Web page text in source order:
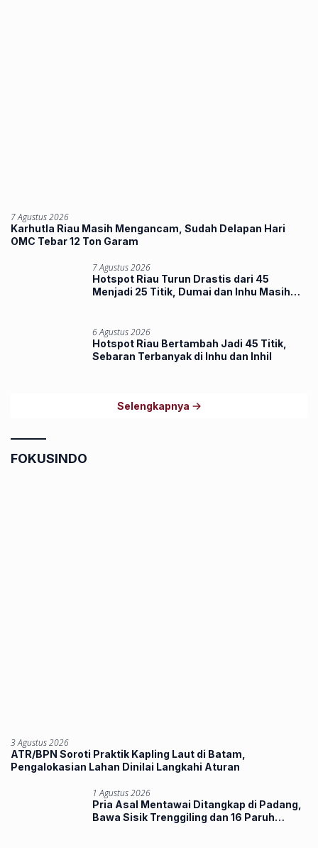
7 Agustus 2026
Karhutla Riau Masih Mengancam, Sudah Delapan Hari
OMC Tebar 12 Ton Garam
7 Agustus 2026
Hotspot Riau Turun Drastis dari 45
Menjadi 25 Titik, Dumai dan Inhu Masih
6 Agustus 2026
Hotspot Riau Bertambah Jadi 45 Titik,
Sebaran Terbanyak di Inhu dan Inhil
Selengkapnya
FOKUSINDO
3 Agustus 2026
ATR/BPN Soroti Praktik Kapling Laut di Batam,
Pengalokasian Lahan Dinilai Langkahi Aturan
1 Agustus 2026
Pria Asal Mentawai Ditangkap di Padang,
Bawa Sisik Trenggiling dan 16 Paruh